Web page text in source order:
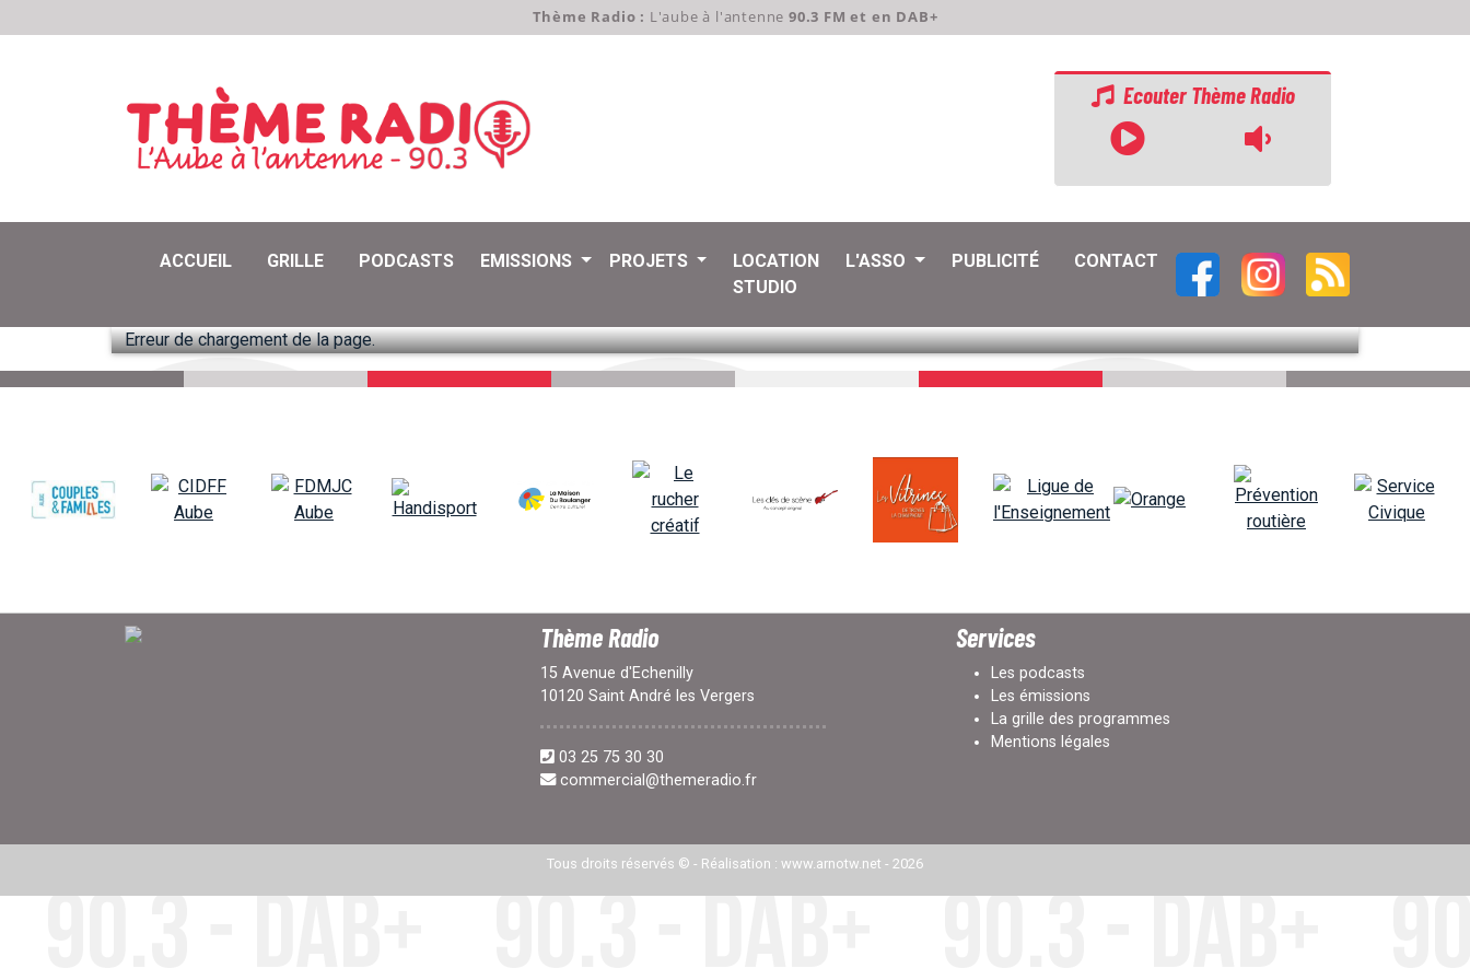
Thème Radio : L'aube à l'antenne 90.3 FM et en DAB+
Ecouter Thème Radio
ACCUEIL GRILLE PODCASTS EMISSIONS PROJETS
LOCATION
STUDIO
L'ASSO PUBLICITÉ CONTACT
Erreur de chargement de la page.
Thème Radio
15 Avenue d'Echenilly
10120 Saint André les Vergers
03 25 75 30 30
commercial@themeradio.fr
Services
Les podcasts
Les émissions
La grille des programmes
Mentions légales
Tous droits réservés © - Réalisation : www.arnotw.net - 2026